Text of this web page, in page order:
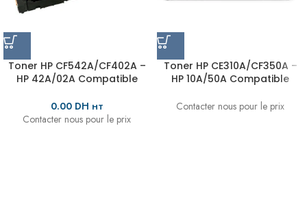
Toner HP CF542A/CF402A –
HP 42A/02A Compatible
0.00 DH HT
Contacter nous pour le prix
Toner HP CE310A/CF350A –
HP 10A/50A Compatible
Contacter nous pour le prix